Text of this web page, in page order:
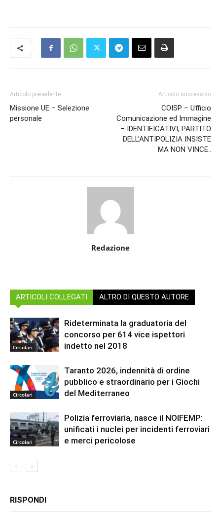
Articolo precedente
Missione UE – Selezione
personale
Articolo successivo
COISP – Ufficio
Comunicazione ed Immagine
– IDENTIFICATIVI, PARTITO
DELL’ANTIPOLIZIA INSISTE
MA NON VINCE..
Redazione
ARTICOLI COLLEGATI ALTRO DI QUESTO AUTORE
Circolari
Rideterminata la graduatoria del
concorso per 614 vice ispettori
indetto nel 2018
Circolari
Taranto 2026, indennità di ordine
pubblico e straordinario per i Giochi
del Mediterraneo
Circolari
Polizia ferroviaria, nasce il NOIFEMP:
unificati i nuclei per incidenti ferroviari
e merci pericolose
RISPONDI